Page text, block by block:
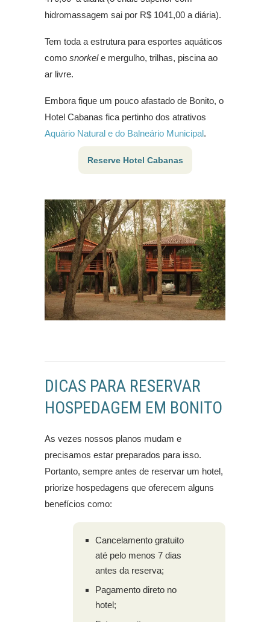
hidromassagem sai por R$ 1041,00 a diária).
Tem toda a estrutura para esportes aquáticos
como snorkele mergulho, trilhas, piscina ao
ar livre.
Embora fique um pouco afastado de Bonito, o
Hotel Cabanas fica pertinho dos atrativos
Aquário Natural e do Balneário Municipal.
Reserve Hotel Cabanas
DICAS PARA RESERVAR
HOSPEDAGEM EM BONITO
As vezes nossos planos mudam e
precisamos estar preparados para isso.
Portanto, sempre antes de reservar um hotel,
priorize hospedagens que oferecem alguns
benefícios como:
Cancelamento gratuito
até pelo menos 7 dias
antes da reserva;
Pagamento direto no
hotel;